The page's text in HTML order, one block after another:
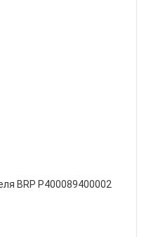
BRP P400089400002